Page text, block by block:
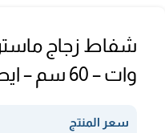
وات – 60 سم – ايطالي Mghg-60
سعر المنتج